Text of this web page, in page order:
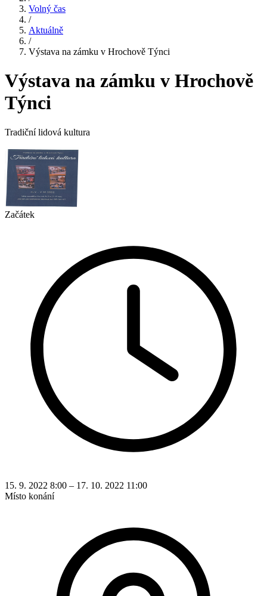
Volný čas
/
Aktuálně
/
Výstava na zámku v Hrochově Týnci
Výstava na zámku v Hrochově
Týnci
Tradiční lidová kultura
Začátek
15. 9. 2022 8:00 – 17. 10. 2022 11:00
Místo konání